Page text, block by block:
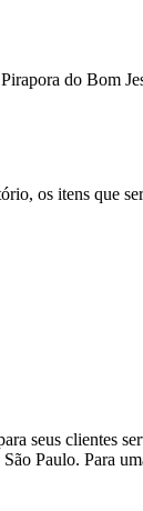
do Bom
os itens que
seus clientes
Paulo. Para